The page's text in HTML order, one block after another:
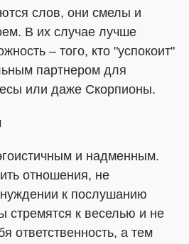
слов, они смелы и
В их случае лучше
– того, кто "успокоит"
партнером для
или даже Скорпионы.
и надменным.
отношения, не
к послушанию
стремятся к веселью и не
ответственность, а тем